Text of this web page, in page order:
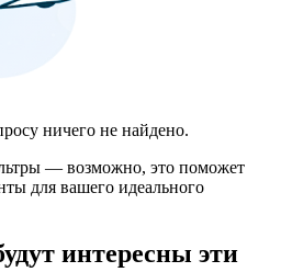
ничего не найдено.
— возможно, это поможет
для вашего идеального
интересны эти